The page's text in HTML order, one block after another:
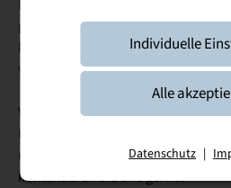
DHSN sind unsere Partner. Mit
geeignete Maßnahmen, die ab
hochschulweit kommuniziert und
werden.
Wenn Sie nicht zu den
Interesse an der
und Praxisorientierung in den
kontaktieren Sie uns gerne.
Individuelle
Alle
Datenschutz |